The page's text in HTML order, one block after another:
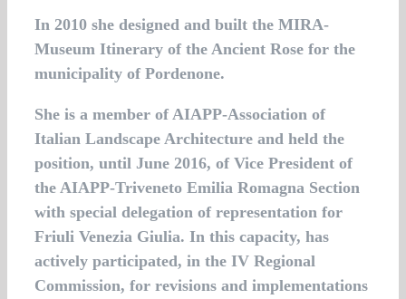
In 2010 she designed and built the MIRA-
Museum Itinerary of the Ancient Rose for the
municipality of Pordenone.
She is a member of AIAPP-Association of
Italian Landscape Architecture and held the
position, until June 2016, of Vice President of
the AIAPP-Triveneto Emilia Romagna Section
with special delegation of representation for
Friuli Venezia Giulia. In this capacity, has
actively participated, in the IV Regional
Commission, for revisions and implementations